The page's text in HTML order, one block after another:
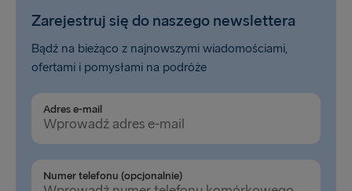
Harwich → Hoek van Holland
Rosslare → Fishguard
Liverpool → Belfast
Zarejestruj się do naszego newslettera
Bądź na bieżąco z najnowszymi wiadomościami,
ofertami i pomysłami na podróże
Adres e-mail
Numer telefonu (opcjonalnie)